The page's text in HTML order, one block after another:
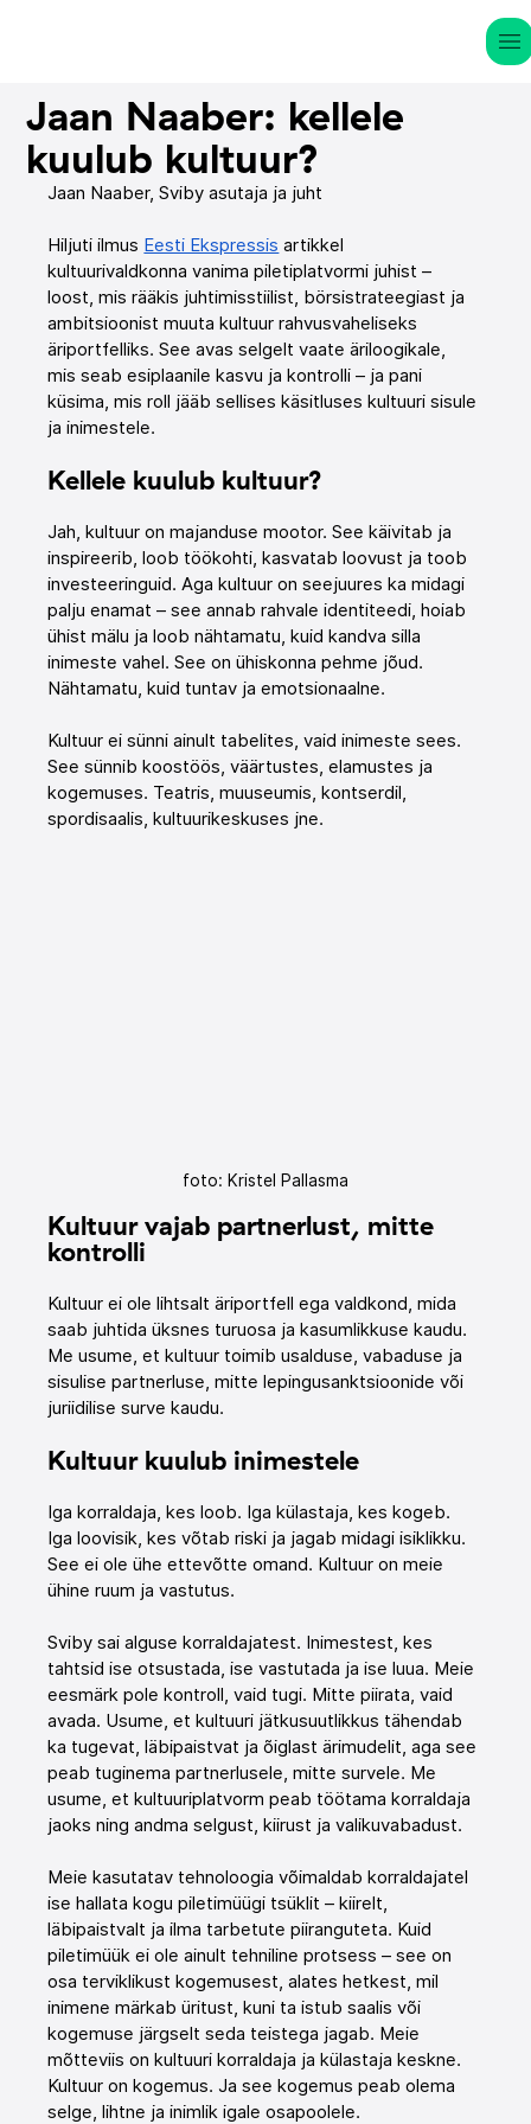
Jaan Naaber: kellele
kuulub kultuur?
Jaan Naaber, Sviby asutaja ja juht
Hiljuti ilmus Eesti Ekspressis artikkel
kultuurivaldkonna vanima piletiplatvormi juhist –
loost, mis rääkis juhtimisstiilist, börsistrateegiast ja
ambitsioonist muuta kultuur rahvusvaheliseks
äriportfelliks. See avas selgelt vaate äriloogikale,
mis seab esiplaanile kasvu ja kontrolli – ja pani
küsima, mis roll jääb sellises käsitluses kultuuri sisule
ja inimestele.
Kellele kuulub kultuur?
Jah, kultuur on majanduse mootor. See käivitab ja
inspireerib, loob töökohti, kasvatab loovust ja toob
investeeringuid. Aga kultuur on seejuures ka midagi
palju enamat – see annab rahvale identiteedi, hoiab
ühist mälu ja loob nähtamatu, kuid kandva silla
inimeste vahel. See on ühiskonna pehme jõud.
Nähtamatu, kuid tuntav ja emotsionaalne.
Kultuur ei sünni ainult tabelites, vaid inimeste sees.
See sünnib koostöös, väärtustes, elamustes ja
kogemuses. Teatris, muuseumis, kontserdil,
spordisaalis, kultuurikeskuses jne.
foto: Kristel Pallasma
Kultuur vajab partnerlust, mitte
kontrolli
Kultuur ei ole lihtsalt äriportfell ega valdkond, mida
saab juhtida üksnes turuosa ja kasumlikkuse kaudu.
Me usume, et kultuur toimib usalduse, vabaduse ja
sisulise partnerluse, mitte lepingusanktsioonide või
juriidilise surve kaudu.
Kultuur kuulub inimestele
Iga korraldaja, kes loob. Iga külastaja, kes kogeb.
Iga loovisik, kes võtab riski ja jagab midagi isiklikku.
See ei ole ühe ettevõtte omand. Kultuur on meie
ühine ruum ja vastutus.
Sviby sai alguse korraldajatest. Inimestest, kes
tahtsid ise otsustada, ise vastutada ja ise luua. Meie
eesmärk pole kontroll, vaid tugi. Mitte piirata, vaid
avada. Usume, et kultuuri jätkusuutlikkus tähendab
ka tugevat, läbipaistvat ja õiglast ärimudelit, aga see
peab tuginema partnerlusele, mitte survele. Me
usume, et kultuuriplatvorm peab töötama korraldaja
jaoks ning andma selgust, kiirust ja valikuvabadust.
Meie kasutatav tehnoloogia võimaldab korraldajatel
ise hallata kogu piletimüügi tsüklit – kiirelt,
läbipaistvalt ja ilma tarbetute piiranguteta. Kuid
piletimüük ei ole ainult tehniline protsess – see on
osa terviklikust kogemusest, alates hetkest, mil
inimene märkab üritust, kuni ta istub saalis või
kogemuse järgselt seda teistega jagab. Meie
mõtteviis on kultuuri korraldaja ja külastaja keskne.
Kultuur on kogemus. Ja see kogemus peab olema
selge, lihtne ja inimlik igale osapoolele.